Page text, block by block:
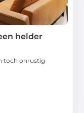
helder
toch onrustig